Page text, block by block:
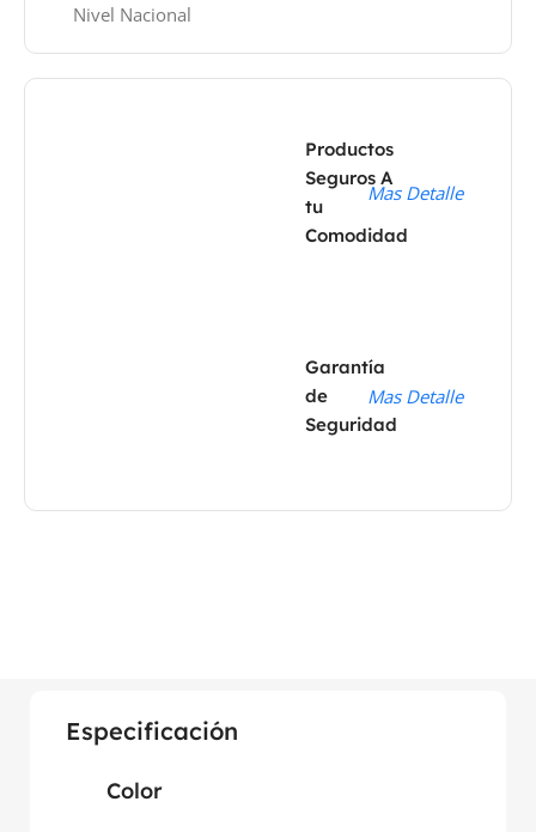
Nivel Nacional
Productos
Seguros A
tu
Comodidad
Mas Detalle
Garantía
de
Seguridad
Mas Detalle
Especificación
Color